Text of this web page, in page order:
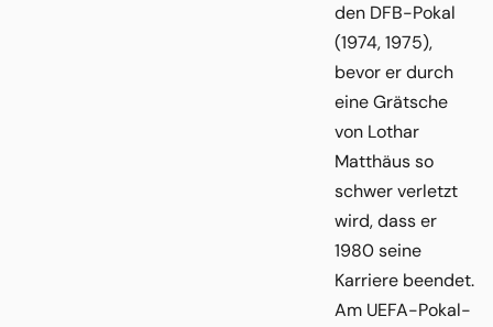
den DFB-Pokal
(1974, 1975),
bevor er durch
eine Grätsche
von Lothar
Matthäus so
schwer verletzt
wird, dass er
1980 seine
Karriere beendet.
Am UEFA-Pokal-